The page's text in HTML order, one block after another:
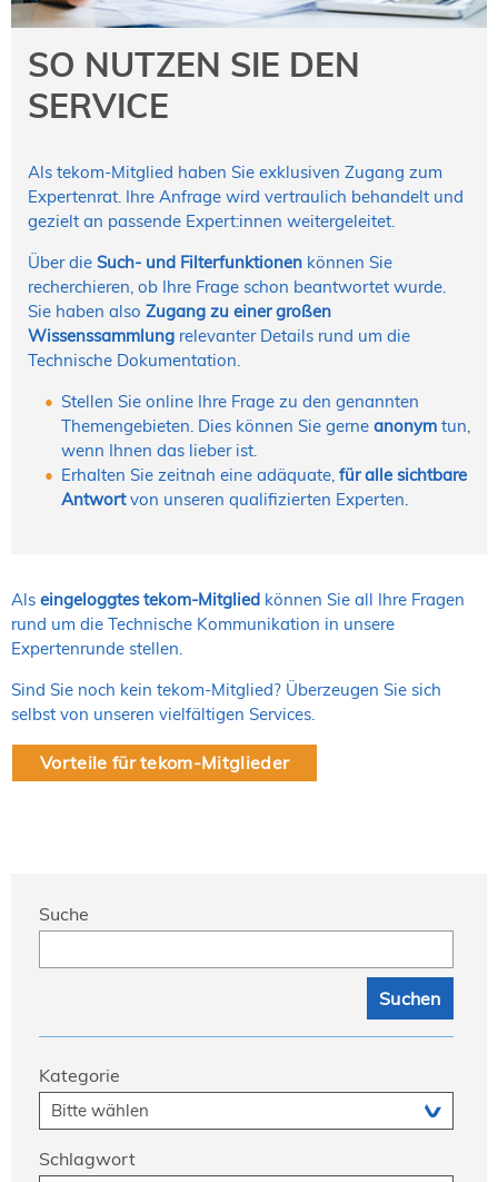
SO NUTZEN SIE DEN
SERVICE
Als tekom-Mitglied haben Sie exklusiven Zugang zum
Expertenrat. Ihre Anfrage wird vertraulich behandelt und
gezielt an passende Expert:innen weitergeleitet.
Über die Such- und Filterfunktionen können Sie
recherchieren, ob Ihre Frage schon beantwortet wurde.
Sie haben also Zugang zu einer großen
Wissenssammlung relevanter Details rund um die
Technische Dokumentation.
Stellen Sie online Ihre Frage zu den genannten
Themengebieten. Dies können Sie gerne anonym tun,
wenn Ihnen das lieber ist.
Erhalten Sie zeitnah eine adäquate, für alle sichtbare
Antwortvon unseren qualifizierten Experten.
Als eingeloggtes tekom-Mitglied können Sie all Ihre Fragen
rund um die Technische Kommunikation in unsere
Expertenrunde stellen.
Sind Sie noch kein tekom-Mitglied? Überzeugen Sie sich
selbst von unseren vielfältigen Services.
Vorteile für tekom-Mitglieder
Suche
Kategorie
Schlagwort